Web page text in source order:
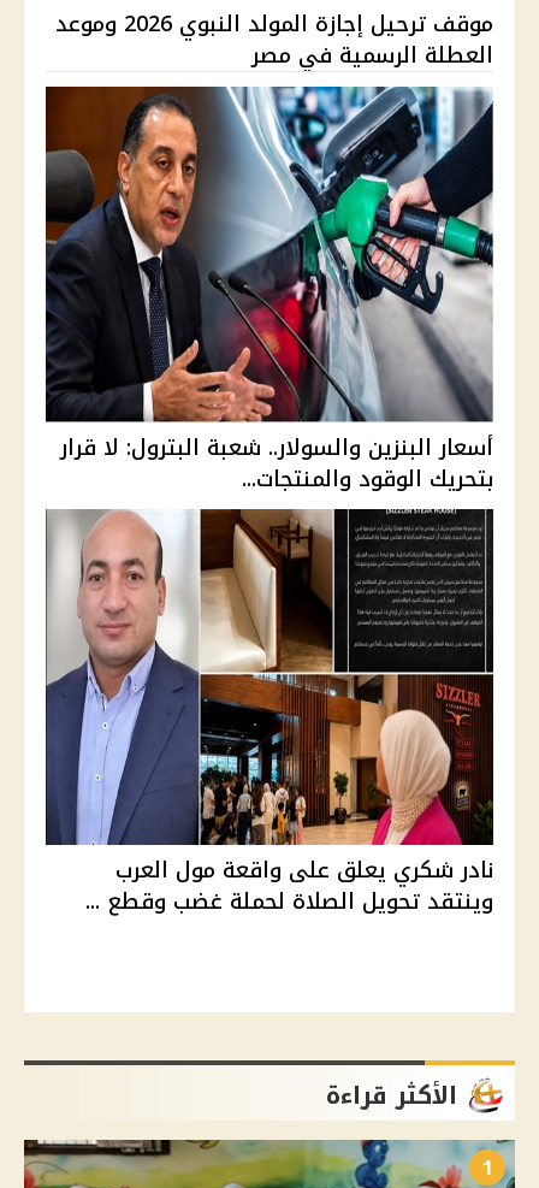
موقف ترحيل إجازة المولد النبوي 2026 وموعد
العطلة الرسمية في مصر
أسعار البنزين والسولار.. شعبة البترول: لا قرار
بتحريك الوقود والمنتجات...
نادر شكري يعلق على واقعة مول العرب
وينتقد تحويل الصلاة لحملة غضب وقطع ...
الأكثر قراءة
1